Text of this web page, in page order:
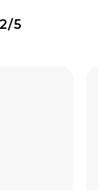
2/5